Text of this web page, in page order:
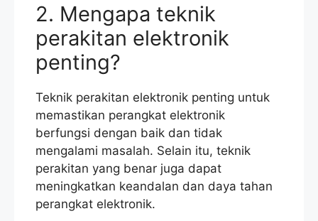
2. Mengapa teknik
perakitan elektronik
penting?
Teknik perakitan elektronik penting untuk
memastikan perangkat elektronik
berfungsi dengan baik dan tidak
mengalami masalah. Selain itu, teknik
perakitan yang benar juga dapat
meningkatkan keandalan dan daya tahan
perangkat elektronik.